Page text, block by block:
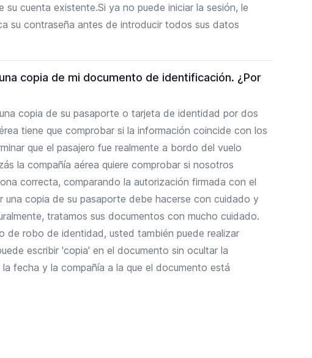
su cuenta existente.Si ya no puede iniciar la sesión, le
su contraseña antes de introducir todos sus datos
copia de mi documento de identificación. ¿Por
copia de su pasaporte o tarjeta de identidad por dos
tiene que comprobar si la información coincide con los
que el pasajero fue realmente a bordo del vuelo
la compañía aérea quiere comprobar si nosotros
correcta, comparando la autorización firmada con el
una copia de su pasaporte debe hacerse con cuidado y
tratamos sus documentos con mucho cuidado.
de robo de identidad, usted también puede realizar
escribir 'copia' en el documento sin ocultar la
fecha y la compañía a la que el documento está